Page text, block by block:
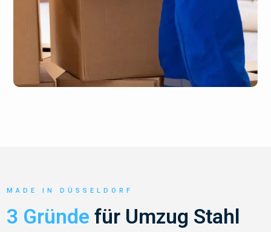
MADE IN DÜSSELDORF
3 Gründe für Umzug Stahl